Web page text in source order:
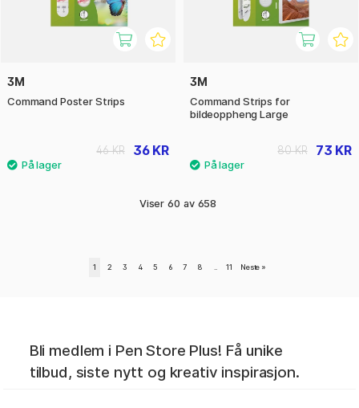
3M
Command Poster Strips
36 KR
46 KR
3M
Command Strips for
bildeoppheng Large
73 KR
80 KR
Viser 60 av 658
1 2 3 4 5 6 7 8 11 Neste »
Bli medlem i Pen Store Plus! Få unike
tilbud, siste nytt og kreativ inspirasjon.